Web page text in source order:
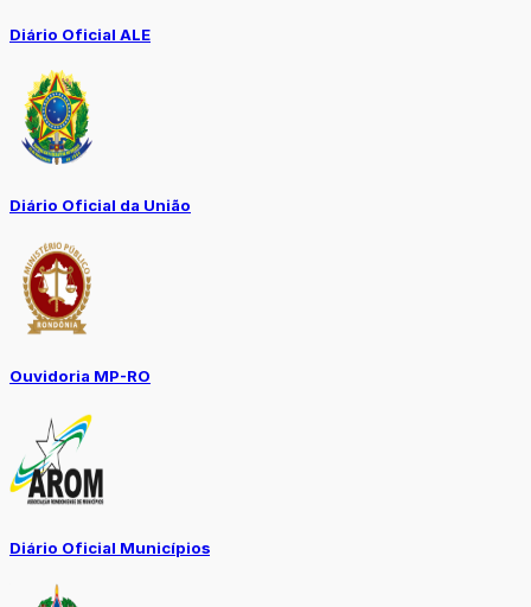
Diário Oficial ALE
Diário Oficial da União
Ouvidoria MP-RO
Diário Oficial Municípios